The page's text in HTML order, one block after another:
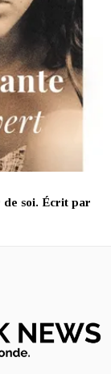
de soi. Écrit par